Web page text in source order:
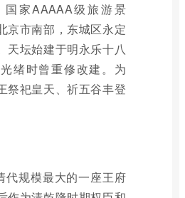
家AAAAA级旅游景
京市南部，东城区永定
天坛始建于明永乐十八
绪时曾重修改建。为
祭祀皇天、祈五谷丰登
代规模最大的一座王府